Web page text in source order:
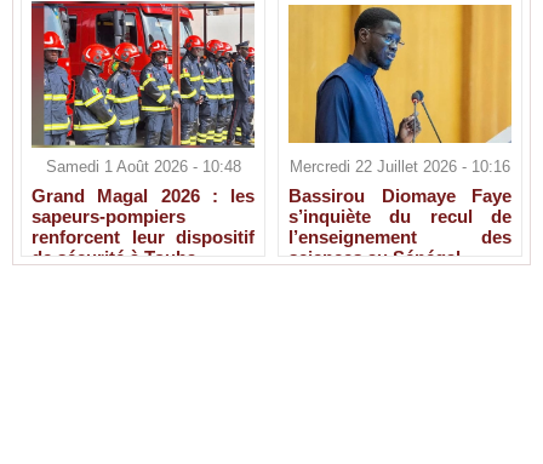
Samedi 1 Août 2026 - 10:48
Grand Magal 2026 : les
sapeurs-pompiers
renforcent leur dispositif
de sécurité à Touba
Mercredi 22 Juillet 2026 - 10:16
Bassirou Diomaye Faye
s’inquiète du recul de
l’enseignement des
sciences au Sénégal